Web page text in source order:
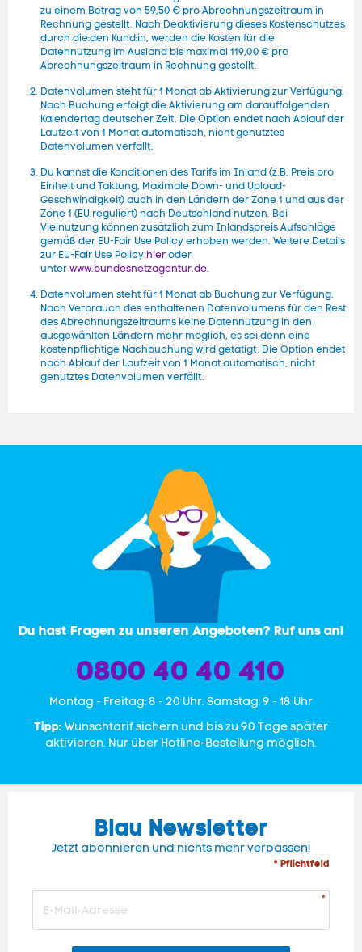
t
t
e
r
zu einem Betrag von 59,50 € pro Abrechnungszeitraum in
Rechnung gestellt. Nach Deaktivierung dieses Kostenschutzes
durch die:den Kund:in, werden die Kosten für die
Datennutzung im Ausland bis maximal 119,00 € pro
Abrechnungszeitraum in Rechnung gestellt.
Datenvolumen steht für 1 Monat ab Aktivierung zur Verfügung.
Nach Buchung erfolgt die Aktivierung am darauffolgenden
Kalendertag deutscher Zeit. Die Option endet nach Ablauf der
Laufzeit von 1 Monat automatisch, nicht genutztes
Datenvolumen verfällt.
Du kannst die Konditionen des Tarifs im Inland (z.B. Preis pro
Einheit und Taktung, Maximale Down- und Upload-
Geschwindigkeit) auch in den Ländern der Zone 1 und aus der
Zone 1 (EU reguliert) nach Deutschland nutzen. Bei
Vielnutzung können zusätzlich zum Inlandspreis Aufschläge
gemäß der EU-Fair Use Policy erhoben werden. Weitere Details
zur EU-Fair Use Policy hier oder
unter www.bundesnetzagentur.de.
Datenvolumen steht für 1 Monat ab Buchung zur Verfügung.
Nach Verbrauch des enthaltenen Datenvolumens für den Rest
des Abrechnungszeitraums keine Datennutzung in den
ausgewählten Ländern mehr möglich, es sei denn eine
kostenpflichtige Nachbuchung wird getätigt. Die Option endet
nach Ablauf der Laufzeit von 1 Monat automatisch, nicht
genutztes Datenvolumen verfällt.
Du hast Fragen zu unseren Angeboten? Ruf uns an!
0800 40 40 410
Mon­tag - Freitag: 8 - 20 Uhr. Samstag: 9 - 18 Uhr
Tipp: Wunschtarif sichern und bis zu 90 Tage später
aktivieren. Nur über Hotline-Bestellung möglich.
Blau Newsletter
Jetzt abonnieren und nichts mehr verpassen!
* Pflichtfeld